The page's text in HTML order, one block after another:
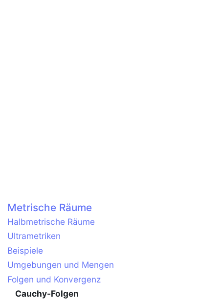
Metrische Räume
Halbmetrische Räume
Ultrametriken
Beispiele
Umgebungen und Mengen
Folgen und Konvergenz
Cauchy-Folgen